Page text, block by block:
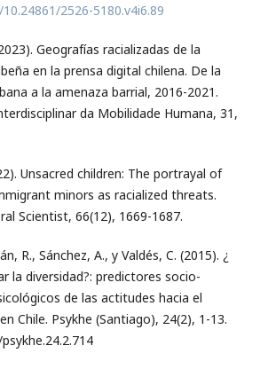
2526-5180.v4i6.89
Geografías racializadas de la
en la prensa digital chilena. De la
a la amenaza barrial, 2016-2021.
da Mobilidade Humana, 31,
Unsacred children: The portrayal of
minors as racialized threats.
Scientist, 66(12), 1669-1687.
R., Sánchez, A., y Valdés, C. (2015). ¿
la diversidad?: predictores socio-
de las actitudes hacia el
Chile. Psykhe (Santiago), 24(2), 1-13.